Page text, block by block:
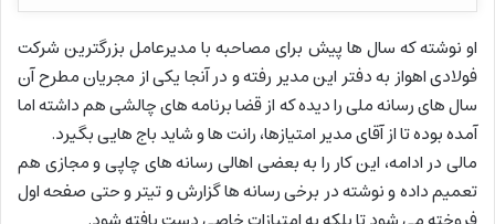
او نوشته که سال ها پیش برای مصاحبه با مدیرعامل بزرگترین شرکت
فولادی اهواز به دفتر این مدیر رفته و در آنجا یکی از مجریان مطرح آن
سال های رسانه ملی را دیده که از قضا برنامه های چالشی هم داشته اما
آمده بوده تا از آقای مدیر امتیازها، رانت ها و شاید باج هایی بگیرد.
مالی در ادامه، این کار را به بعضی اهالی رسانه های چاپی و مجازی هم
تعمیم داده و نوشته در برخی رسانه ها گزارش و تیتر و حتی صفحه اول